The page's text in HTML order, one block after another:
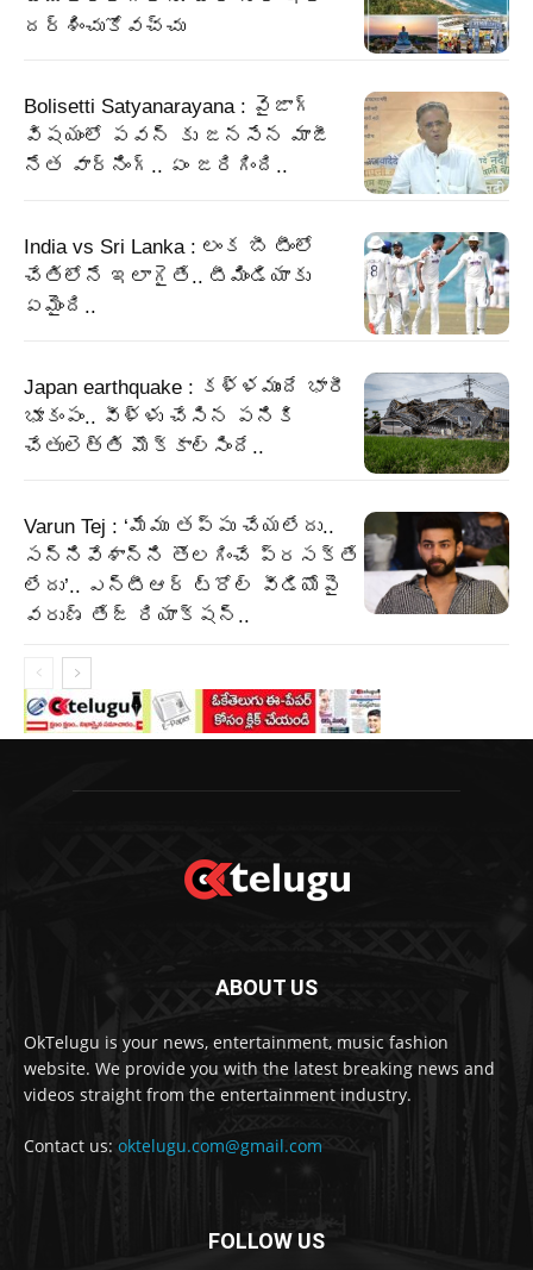
దర్శించుకోవచ్చు
Bolisetti Satyanarayana : వైజాగ్
విషయంలో పవన్ కు జనసేన మాజీ
నేత వార్నింగ్.. ఏం జరిగింది..
India vs Sri Lanka : లంక బీ టీంలో
చేతిలోనే ఇలాగైతే.. టీమిండియాకు
ఏమైంది..
Japan earthquake : కళ్ళముందే భారీ
భూకంపం.. వీళ్ళు చేసిన పనికి
చేతులెత్తి మొక్కాల్సిందే..
Varun Tej : ‘మేము తప్పు చేయలేదు..
సన్నివేశాన్ని తొలగించే ప్రసక్తే
లేదు’.. ఎన్టీఆర్ ట్రోల్ వీడియోపై
వరుణ్ తేజ్ రియాక్షన్..
ABOUT US
OkTelugu is your news, entertainment, music fashion
website. We provide you with the latest breaking news and
videos straight from the entertainment industry.
Contact us: oktelugu.com@gmail.com
FOLLOW US